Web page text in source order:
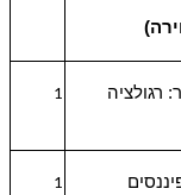
רגולציה
1
1